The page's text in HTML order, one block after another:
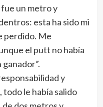
un metro y
esta ha sido mi
perdido. Me
el putt no había
y
todo le había salido